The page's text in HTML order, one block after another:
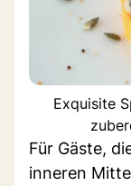
Exquisite
Für Gäste,
inneren